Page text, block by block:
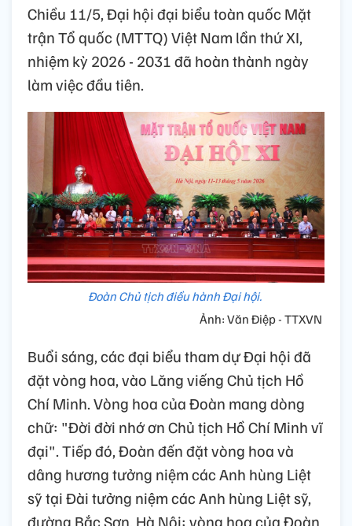
Chiều 11/5, Đại hội đại biểu toàn quốc Mặt
trận Tổ quốc (MTTQ) Việt Nam lần thứ XI,
nhiệm kỳ 2026 - 2031 đã hoàn thành ngày
làm việc đầu tiên.
Đoàn Chủ tịch điều hành Đại hội.
Ảnh: Văn Điệp - TTXVN
Buổi sáng, các đại biểu tham dự Đại hội đã
đặt vòng hoa, vào Lăng viếng Chủ tịch Hồ
Chí Minh. Vòng hoa của Đoàn mang dòng
chữ: "Đời đời nhớ ơn Chủ tịch Hồ Chí Minh vĩ
đại". Tiếp đó, Đoàn đến đặt vòng hoa và
dâng hương tưởng niệm các Anh hùng Liệt
sỹ tại Đài tưởng niệm các Anh hùng Liệt sỹ,
đường Bắc Sơn, Hà Nội; vòng hoa của Đoàn